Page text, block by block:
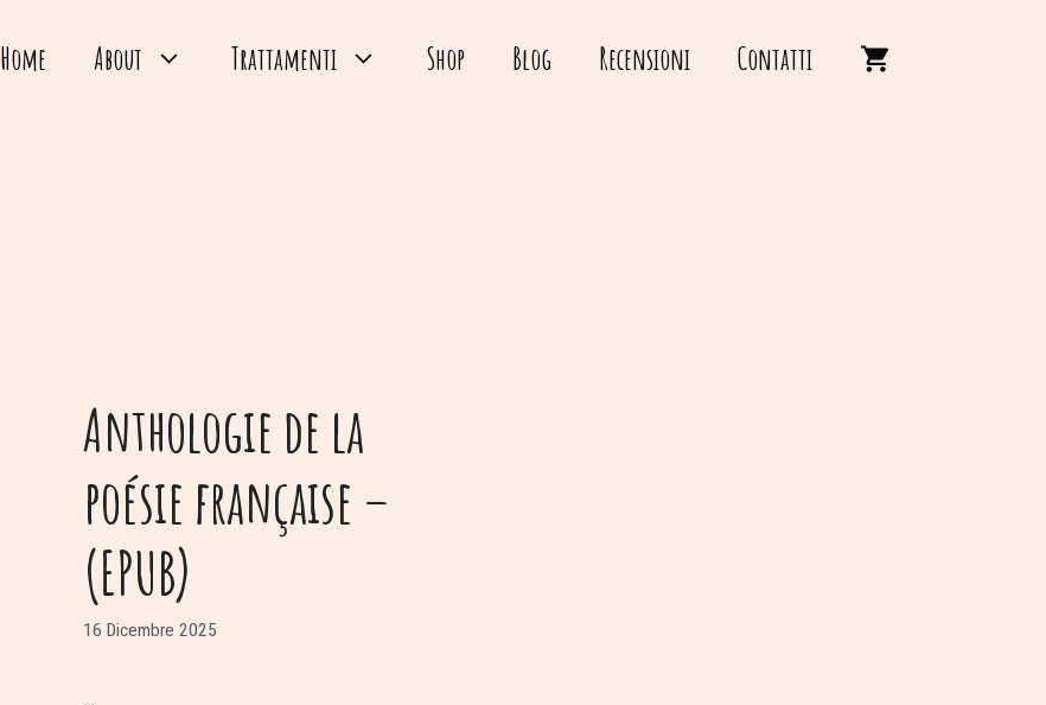
Home About Trattamenti Shop Blog Recensioni Contatti
Anthologie de la
poésie française –
(EPUB)
16 Dicembre 2025